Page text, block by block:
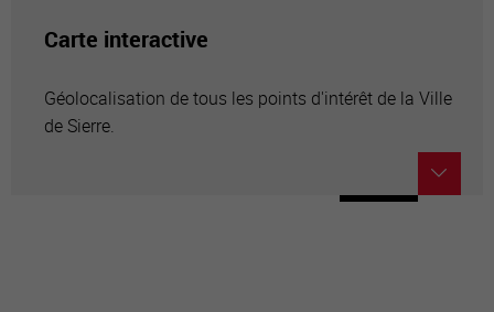
Carte interactive
Géolocalisation de tous les points d'intérêt de la Ville
de Sierre.